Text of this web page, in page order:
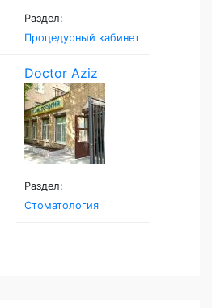
Раздел:
Процедурный кабинет
Doctor Aziz
Раздел:
Стоматология